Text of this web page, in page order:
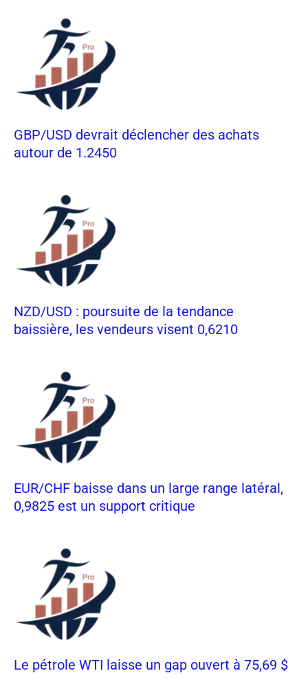
GBP/USD devrait déclencher des achats
autour de 1.2450
NZD/USD : poursuite de la tendance
baissière, les vendeurs visent 0,6210
EUR/CHF baisse dans un large range latéral,
0,9825 est un support critique
Le pétrole WTI laisse un gap ouvert à 75,69 $